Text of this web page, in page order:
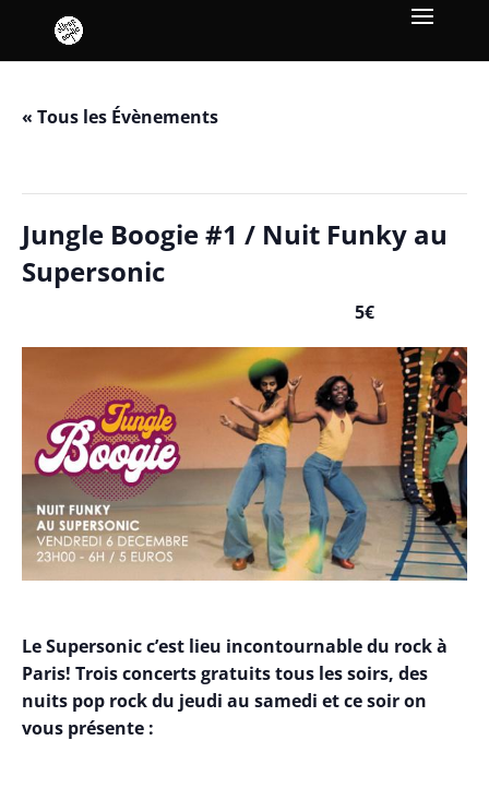
« Tous les Évènements
Jungle Boogie #1 / Nuit Funky au
Supersonic
5€
Le Supersonic c’est lieu incontournable du rock à
Paris! Trois concerts gratuits tous les soirs, des
nuits pop rock du jeudi au samedi et ce soir on
vous présente :